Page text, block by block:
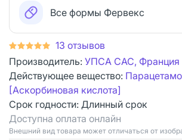
Все формы Фервекс
13 отзывов
Производитель: УПСА САС, Франция
Действующее вещество:
[Аскорбиновая кислота]
Срок годности: Длинный срок
Доступна оплата онлайн
Bнешний вид товара может отличаться от